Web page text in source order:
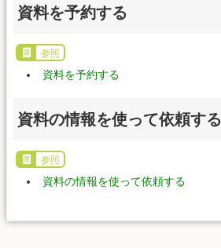
資料を予約する
参照
資料を予約する
資料の情報を使って依頼する
参照
資料の情報を使って依頼する